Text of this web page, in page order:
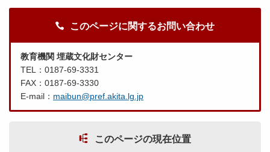
このページに関するお問い合わせ
教育機関 埋蔵文化財センター
TEL：0187-69-3331
FAX：0187-69-3330
E-mail： maibun@pref.akita.lg.jp
このページの現在位置